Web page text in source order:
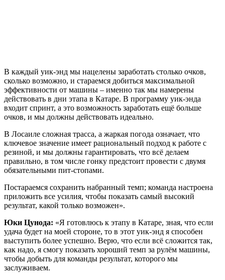
В каждый уик-энд мы нацелены заработать столько очков,
сколько возможно, и стараемся добиться максимальной
эффективности от машины – именно так мы намерены
действовать в дни этапа в Катаре. В программу уик-энда
входит спринт, а это возможность заработать ещё больше
очков, и мы должны действовать идеально.
В Лосаиле сложная трасса, а жаркая погода означает, что
ключевое значение имеет рациональный подход к работе с
резиной, и мы должны гарантировать, что всё делаем
правильно, в том числе гонку предстоит провести с двумя
обязательными пит-стопами.
Постараемся сохранить набранный темп; команда настроена
приложить все усилия, чтобы показать самый высокий
результат, какой только возможен».
Юки Цунода: «Я готовлюсь к этапу в Катаре, зная, что если
удача будет на моей стороне, то в этот уик-энд я способен
выступить более успешно. Верю, что если всё сложится так,
как надо, я смогу показать хороший темп за рулём машины,
чтобы добыть для команды результат, которого мы
заслуживаем.